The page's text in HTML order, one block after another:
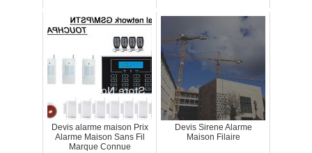
Devis alarme maison Prix
Alarme Maison Sans Fil
Marque Connue
Devis Sirene Alarme
Maison Filaire